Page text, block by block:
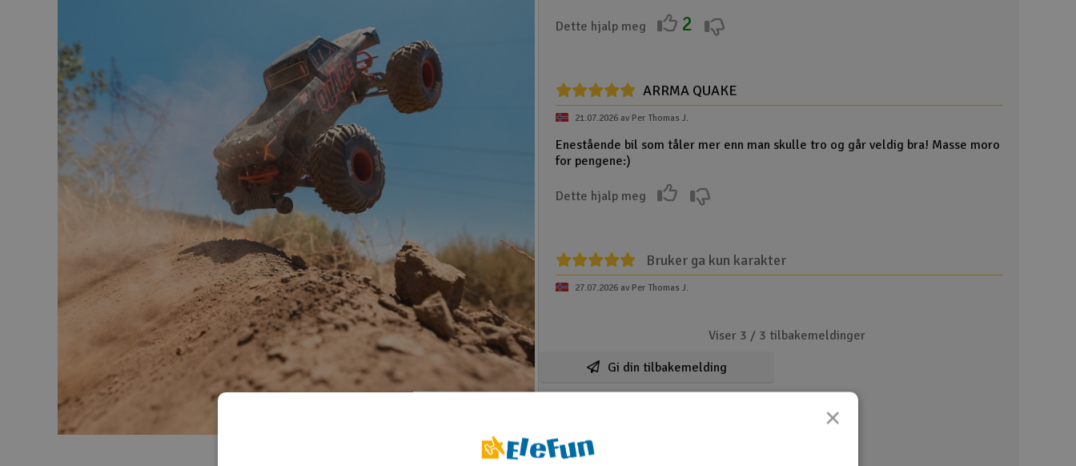
Dette hjalp meg 2
ARRMA QUAKE
21.07.2026 av Per Thomas J.
Enestående bil som tåler mer enn man skulle tro og går veldig bra! Masse moro
for pengene:)
Dette hjalp meg
Bruker ga kun karakter
27.07.2026 av Per Thomas J.
Viser 3 / 3 tilbakemeldinger
Gi din tilbakemelding
×